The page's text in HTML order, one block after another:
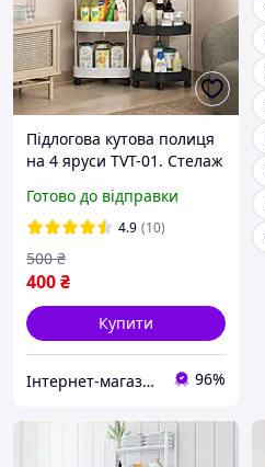
Підлогова кутова полиця
на 4 яруси TVT-01. Стелаж
кімнати. Біла, Чорна
Готово до відправки
4.9 (10)
400₴
500 ₴
Купити
Інтернет-магазин focus-shop 96%